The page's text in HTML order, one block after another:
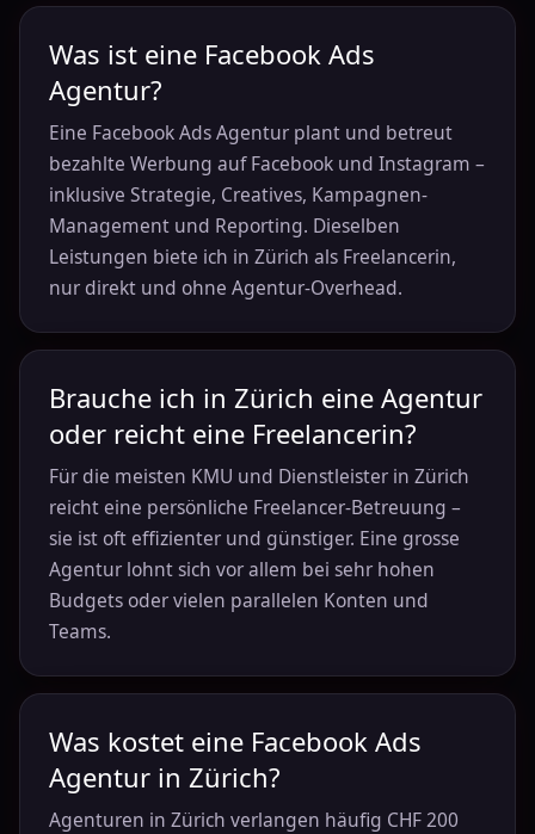
Was ist eine Facebook Ads
Agentur?
Eine Facebook Ads Agentur plant und betreut
bezahlte Werbung auf Facebook und Instagram –
inklusive Strategie, Creatives, Kampagnen-
Management und Reporting. Dieselben
Leistungen biete ich in Zürich als Freelancerin,
nur direkt und ohne Agentur-Overhead.
Brauche ich in Zürich eine Agentur
oder reicht eine Freelancerin?
Für die meisten KMU und Dienstleister in Zürich
reicht eine persönliche Freelancer-Betreuung –
sie ist oft effizienter und günstiger. Eine grosse
Agentur lohnt sich vor allem bei sehr hohen
Budgets oder vielen parallelen Konten und
Teams.
Was kostet eine Facebook Ads
Agentur in Zürich?
Agenturen in Zürich verlangen häufig CHF 200